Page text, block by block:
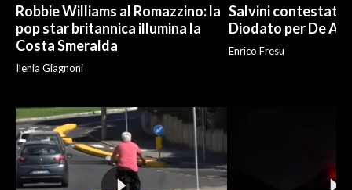
Robbie Williams al Romazzino: la
pop star britannica illumina la
Costa Smeralda
Ilenia Giagnoni
Salvini contestato
Diodato per De
Enrico Fresu